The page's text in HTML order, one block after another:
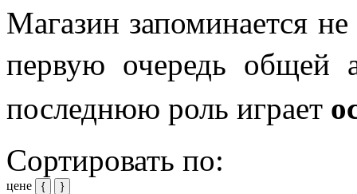
Магазин запоминается
первую очередь общей
последнюю роль играет
Сортировать по:
цене { }